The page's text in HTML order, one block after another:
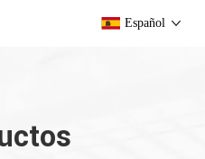
Español